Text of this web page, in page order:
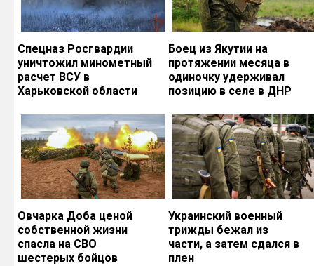
Спецназ Росгвардии
уничтожил минометный
расчет ВСУ в
Харьковской области
Боец из Якутии на
протяжении месяца в
одиночку удерживал
позицию в селе в ДНР
Овчарка Доба ценой
собственной жизни
спасла на СВО
шестерых бойцов
Украинский военный
трижды бежал из
части, а затем сдался в
плен